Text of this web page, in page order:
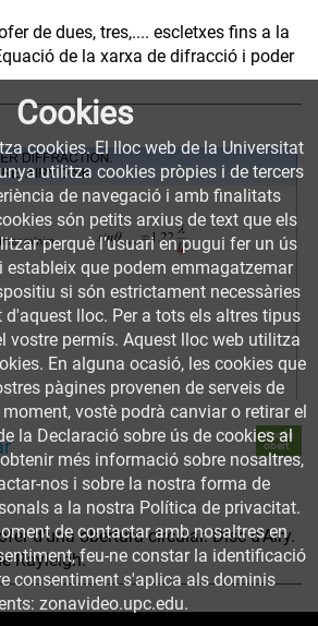
de dues, tres,.... escletxes fins a la
de la xarxa de difracció i poder
Accés
obert
d’una obertura circular. Disc d’Airy.
Rayleigh.
Cookies
cookies. El lloc web de la Universitat
utilitza cookies pròpies i de tercers
de navegació i amb finalitats
són petits arxius de text que els
perquè l’usuari en pugui fer un ús
estableix que podem emmagatzemar
si són estrictament necessàries
lloc. Per a tots els altres tipus
vostre permís. Aquest lloc web utilitza
En alguna ocasió, les cookies que
pàgines provenen de serveis de
vostè podrà canviar o retirar el
la Declaració sobre ús de cookies al
més informació sobre nosaltres,
nos i sobre la nostra forma de
a la nostra Política de privacitat.
de contactar amb nosaltres en
feu-ne constar la identificació
consentiment s'aplica als dominis
zonavideo.upc.edu.